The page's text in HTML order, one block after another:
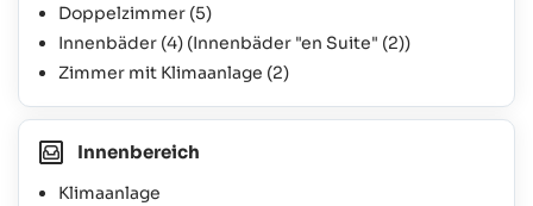
Doppelzimmer (5)
Innenbäder (4) (Innenbäder "en Suite" (2))
Zimmer mit Klimaanlage (2)
Innenbereich
Klimaanlage